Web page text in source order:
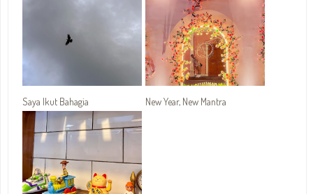
Saya Ikut Bahagia New Year, New Mantra